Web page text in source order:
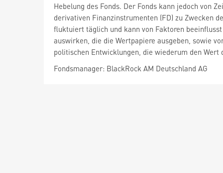
Hebelung des Fonds. Der Fonds kann jedoch von
derivativen Finanzinstrumenten (FD) zu Zwecken
fluktuiert täglich und kann von Faktoren
auswirken, die die Wertpapiere ausgeben, sowie
politischen Entwicklungen, die wiederum den Wert
Fondsmanager: BlackRock AM Deutschland AG